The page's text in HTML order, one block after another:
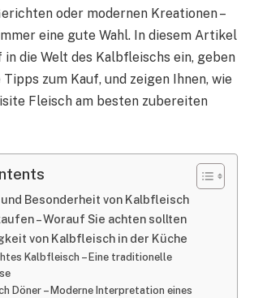
oder modernen Kreationen –
eine gute Wahl. In diesem Artikel
die Welt des Kalbfleischs ein, geben
zum Kauf, und zeigen Ihnen, wie
Fleisch am besten zubereiten
Besonderheit von Kalbfleisch
– Worauf Sie achten sollten
von Kalbfleisch in der Küche
Kalbfleisch – Eine traditionelle
Döner – Moderne Interpretation eines